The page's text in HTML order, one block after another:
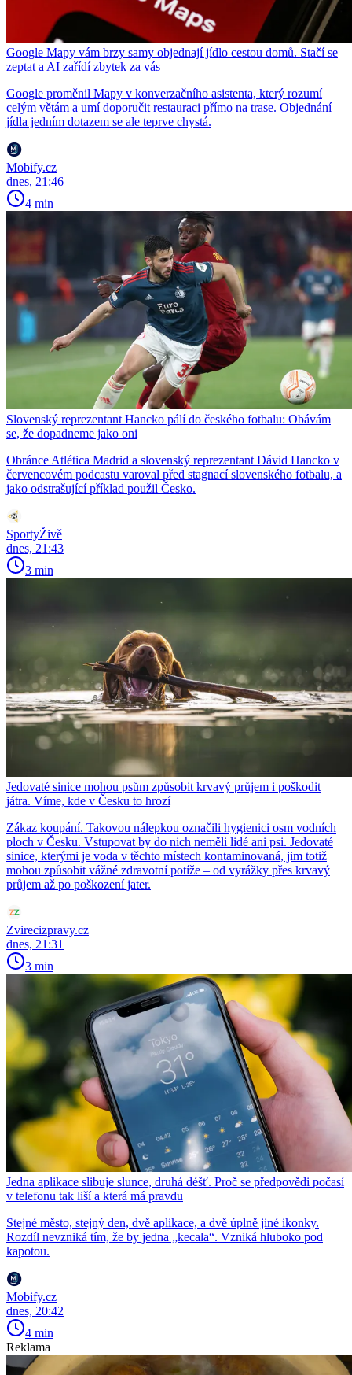
Google Mapy vám brzy samy objednají jídlo cestou domů. Stačí se
zeptat a AI zařídí zbytek za vás
Google proměnil Mapy v konverzačního asistenta, který rozumí
celým větám a umí doporučit restauraci přímo na trase. Objednání
jídla jedním dotazem se ale teprve chystá.
Mobify.cz
dnes, 21:46
4 min
Slovenský reprezentant Hancko pálí do českého fotbalu: Obávám
se, že dopadneme jako oni
Obránce Atlética Madrid a slovenský reprezentant Dávid Hancko v
červencovém podcastu varoval před stagnací slovenského fotbalu, a
jako odstrašující příklad použil Česko.
SportyŽivě
dnes, 21:43
3 min
Jedovaté sinice mohou psům způsobit krvavý průjem i poškodit
játra. Víme, kde v Česku to hrozí
Zákaz koupání. Takovou nálepkou označili hygienici osm vodních
ploch v Česku. Vstupovat by do nich neměli lidé ani psi. Jedovaté
sinice, kterými je voda v těchto místech kontaminovaná, jim totiž
mohou způsobit vážné zdravotní potíže – od vyrážky přes krvavý
průjem až po poškození jater.
Zvirecizpravy.cz
dnes, 21:31
3 min
Jedna aplikace slibuje slunce, druhá déšť. Proč se předpovědi počasí
v telefonu tak liší a která má pravdu
Stejné město, stejný den, dvě aplikace, a dvě úplně jiné ikonky.
Rozdíl nevzniká tím, že by jedna „kecala“. Vzniká hluboko pod
kapotou.
Mobify.cz
dnes, 20:42
4 min
Reklama